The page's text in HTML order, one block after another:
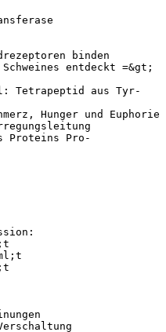
binden
entdeckt =&gt;
Tetrapeptid aus Tyr-
Hunger und Euphorie
Proteins Pro-